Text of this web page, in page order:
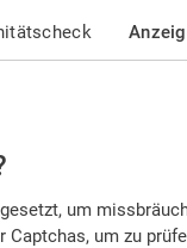
um
Captchas, um zu